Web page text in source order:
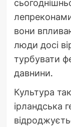
вони
люди досі
турбувати
давнини.
Культура
ірландська